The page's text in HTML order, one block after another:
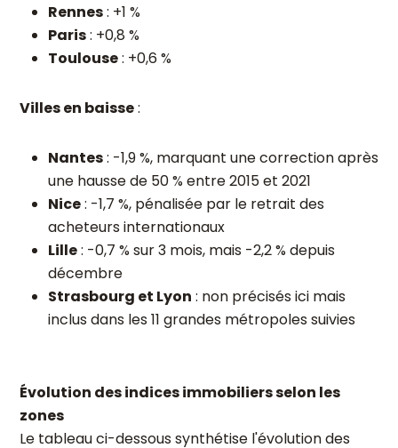
Rennes: +1 %
Paris: +0,8 %
Toulouse: +0,6 %
Villes en baisse:
Nantes: -1,9 %, marquant une correction après
une hausse de 50 % entre 2015 et 2021
Nice: -1,7 %, pénalisée par le retrait des
acheteurs internationaux
Lille: -0,7 % sur 3 mois, mais -2,2 % depuis
décembre
Strasbourg et Lyon : non précisés ici mais
inclus dans les 11 grandes métropoles suivies
Évolution des indices immobiliers selon les
zones
Le tableau ci-dessous synthétise l'évolution des